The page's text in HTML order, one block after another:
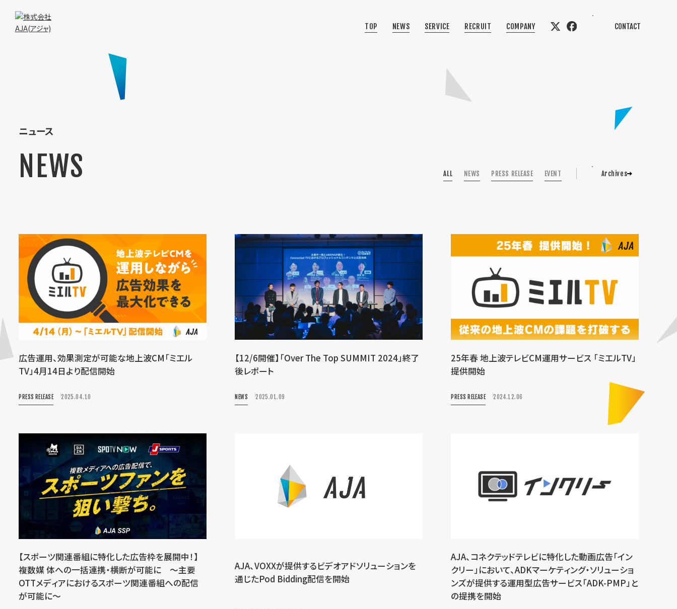
TOP NEWS SERVICE RECRUIT COMPANY CONTACT
ニュース
NEWS ALL NEWS PRESS RELEASE EVENT
広告運用、効果測定が可能な地上波CM「ミエル
TV」4月14日より配信開始
PRESS RELEASE 2025.04.10
【12/6開催】「Over The Top SUMMIT 2024」終了
後レポート
NEWS 2025.01.09
25年春 地上波テレビCM運用サービス 「ミエルTV」
提供開始
PRESS RELEASE 2024.12.06
【スポーツ関連番組に特化した広告枠を展開中！】
複数媒 体への一括連携・横断が可能に 〜主要
OTTメディアにおけるスポーツ関連番組への配信
が可能に〜
AJA、VOXXが提供するビデオアドソリューションを
通じたPod Bidding配信を開始
AJA、コネクテッドテレビに特化した動画広告「イン
クリー」において、ADKマーケティング・ソリューショ
ンズが提供する運用型広告サービス「ADK-PMP」と
の提携を開始